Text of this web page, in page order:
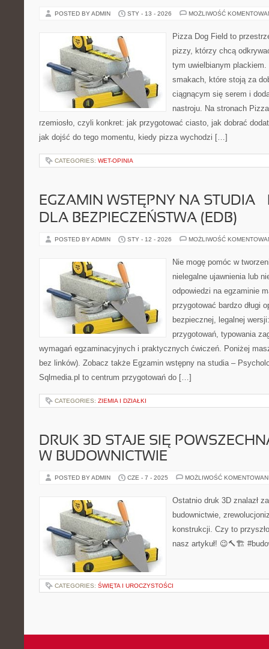
POSTED BY ADMIN STY - 13 - 2026 MOŻLIWOŚĆ
Pizza Dog Field to
pizzy, którzy chcą
tym uwielbianym
smakach, które stoją za
ciągnącym się serem i
nastroju. Na stronach
rzemiosło, czyli konkret: jak przygotować ciasto, jak dobrać
jak dojść do tego momentu, kiedy pizza wychodzi […]
CATEGORIES: WET-OPINIA
EGZAMIN WSTĘPNY NA STUDIA –
DLA BEZPIECZEŃSTWA (EDB)
POSTED BY ADMIN STY - 12 - 2026 MOŻLIWOŚĆ
Nie mogę pomóc w
nielegalne ujawnienia lub
odpowiedzi na egzaminie
przygotować bardzo długi
bezpiecznej, legalnej
przygotowań, typowania
wymagań egzaminacyjnych i praktycznych ćwiczeń. Poniżej
bez linków). Zobacz także Egzamin wstępny na studia –
Sqlmedia.pl to centrum przygotowań do […]
CATEGORIES: ZIEMIA I DZIAŁKI
DRUK 3D STAJE SIĘ
W BUDOWNICTWIE
POSTED BY ADMIN CZE - 7 - 2025 MOŻLIWOŚĆ
Ostatnio druk 3D znalazł
budownictwie,
konstrukcji. Czy to
nasz artykuł! 😉🔨🏗️
CATEGORIES: ŚWIĘTA I UROCZYSTOŚCI